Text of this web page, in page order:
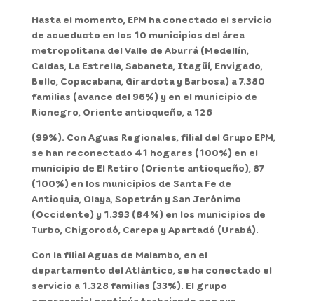
Hasta el momento, EPM ha conectado el servicio
de acueducto en los 10 municipios del área
metropolitana del Valle de Aburrá (Medellín,
Caldas, La Estrella, Sabaneta, Itagüí, Envigado,
Bello, Copacabana, Girardota y Barbosa) a 7.380
familias (avance del 96%) y en el municipio de
Rionegro, Oriente antioqueño, a 126
(99%). Con Aguas Regionales, filial del Grupo EPM,
se han reconectado 41 hogares (100%) en el
municipio de El Retiro (Oriente antioqueño), 87
(100%) en los municipios de Santa Fe de
Antioquia, Olaya, Sopetrán y San Jerónimo
(Occidente) y 1.393 (84%) en los municipios de
Turbo, Chigorodó, Carepa y Apartadó (Urabá).
Con la filial Aguas de Malambo, en el
departamento del Atlántico, se ha conectado el
servicio a 1.328 familias (33%). El grupo